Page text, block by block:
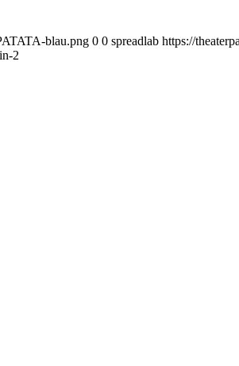
blau.png 0 0 spreadlab https://
2